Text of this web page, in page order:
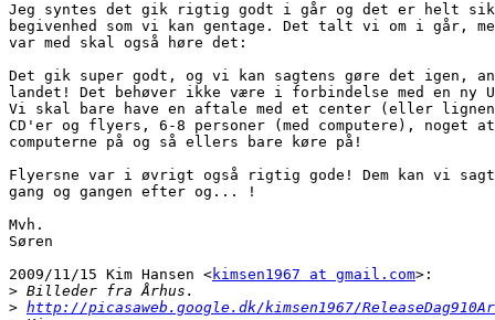
Jeg syntes det gik rigtig godt i går og det er helt
begivenhed som vi kan gentage. Det talt vi om i går,
var med skal også høre det:
Det gik super godt, og vi kan sagtens gøre det igen,
landet! Det behøver ikke være i forbindelse med en ny
Vi skal bare have en aftale med et center (eller
CD'er og flyers, 6-8 personer (med computere), noget
computerne på og så ellers bare køre på!
Flyersne var i øvrigt også rigtig gode! Dem kan vi
gang og gangen efter og... !
Mvh.
Søren
2009/11/15 Kim Hansen <kimsen1967 at gmail.com>:
>
> http://picasaweb.google.dk/kimsen1967/